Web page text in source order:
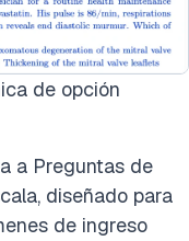
de opción
a Preguntas de
diseñado para
de ingreso